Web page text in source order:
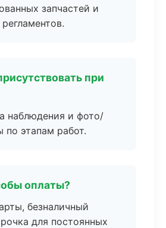
запчастей и
при
наблюдения и фото/
по этапам работ.
оплаты?
безналичный
для постоянных